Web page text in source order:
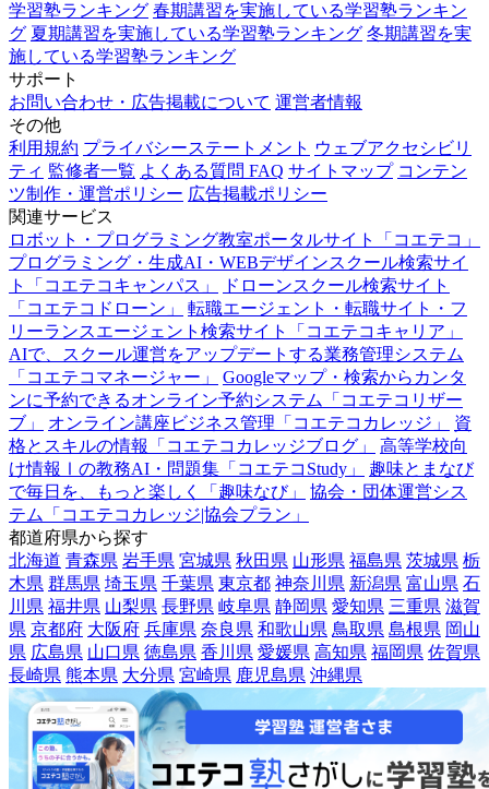
学習塾ランキング 春期講習を実施している学習塾ランキン
グ 夏期講習を実施している学習塾ランキング 冬期講習を実
施している学習塾ランキング
サポート
お問い合わせ・広告掲載について 運営者情報
その他
利用規約 プライバシーステートメント ウェブアクセシビリ
ティ 監修者一覧 よくある質問 FAQ サイトマップ コンテン
ツ制作・運営ポリシー 広告掲載ポリシー
関連サービス
ロボット・プログラミング教室ポータルサイト「コエテコ」
プログラミング・生成AI・WEBデザインスクール検索サイ
ト「コエテコキャンパス」
ドローンスクール検索サイト
「コエテコドローン」
転職エージェント・転職サイト・フ
リーランスエージェント検索サイト「コエテコキャリア」
AIで、スクール運営をアップデートする業務管理システム
「コエテコマネージャー」
Googleマップ・検索からカンタ
ンに予約できるオンライン予約システム「コエテコリザー
ブ」
オンライン講座ビジネス管理「コエテコカレッジ」
資
格とスキルの情報「コエテコカレッジブログ」
高等学校向
け情報Ⅰの教務AI・問題集「コエテコStudy」
趣味とまなび
で毎日を、もっと楽しく「趣味なび」
協会・団体運営シス
テム「コエテコカレッジ|協会プラン」
都道府県から探す
北海道 青森県 岩手県 宮城県 秋田県 山形県 福島県 茨城県 栃
木県 群馬県 埼玉県 千葉県 東京都 神奈川県 新潟県 富山県 石
川県 福井県 山梨県 長野県 岐阜県 静岡県 愛知県 三重県 滋賀
県 京都府 大阪府 兵庫県 奈良県 和歌山県 鳥取県 島根県 岡山
県 広島県 山口県 徳島県 香川県 愛媛県 高知県 福岡県 佐賀県
長崎県 熊本県 大分県 宮崎県 鹿児島県 沖縄県